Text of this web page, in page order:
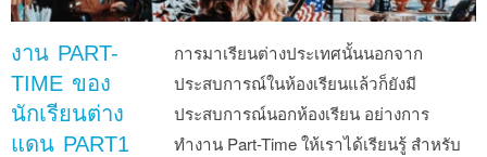
งาน PART-
TIME ของ
นักเรียนต่าง
แดน PART1
การมาเรียนต่างประเทศนั้นนอกจาก
ประสบการณ์ในห้องเรียนแล้วก็ยังมี
ประสบการณ์นอกห้องเรียน อย่างการ
ทำงาน Part-Time ให้เราได้เรียนรู้ สำหรับ